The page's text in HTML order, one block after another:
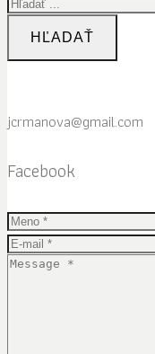
HĽADAŤ
jcrmanova@gmail.com
Facebook